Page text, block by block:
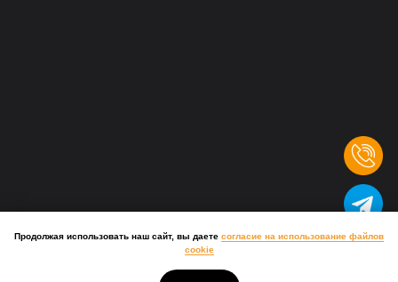
Продолжая использовать наш сайт, вы даете согласие на использование файлов
cookie